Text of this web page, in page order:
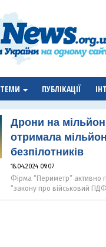
ТЕМИ ПУБЛІКАЦІЇ
Дрони на
отримала
безпілотників
18.04.2024 09:07
Фірма “Периметр” активно
“закону про військовий